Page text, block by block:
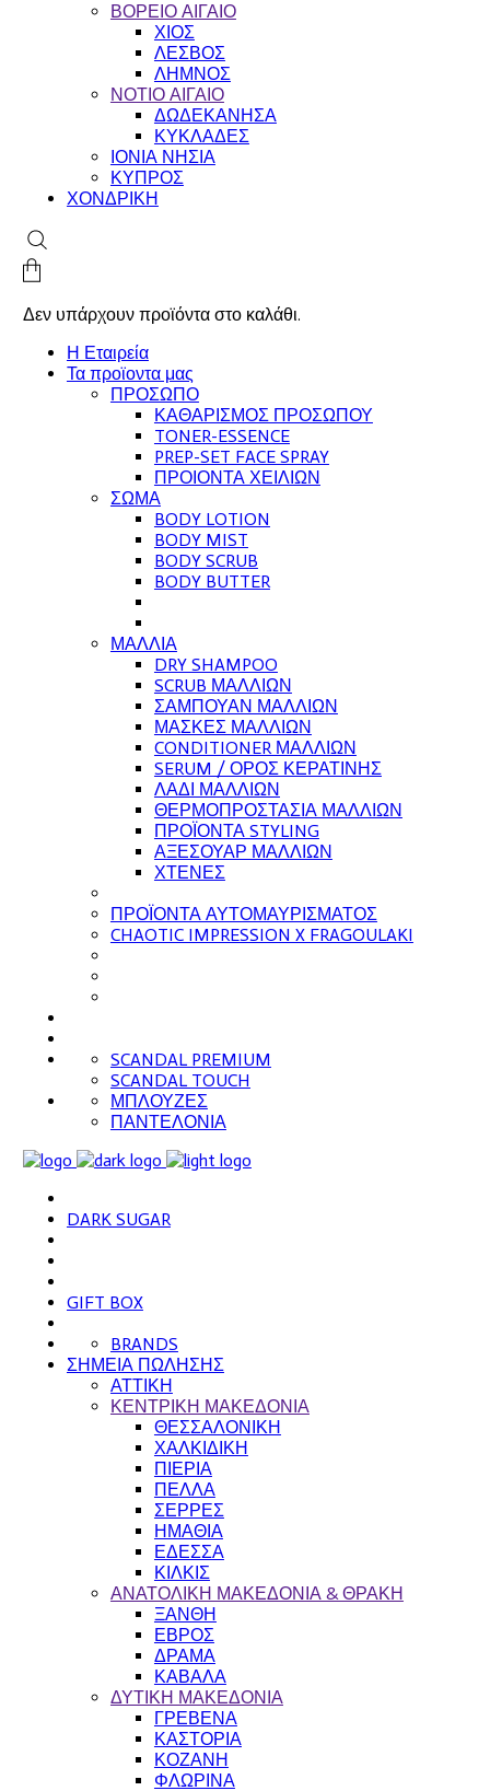
ΒΟΡΕΙΟ ΑΙΓΑΙΟ
ΧΙΟΣ
ΛΕΣΒΟΣ
ΛΗΜΝΟΣ
ΝΟΤΙΟ ΑΙΓΑΙΟ
ΔΩΔΕΚΑΝΗΣΑ
ΚΥΚΛΑΔΕΣ
ΙΟΝΙΑ ΝΗΣΙΑ
ΚΥΠΡΟΣ
ΧΟΝΔΡΙΚΗ
Δεν υπάρχουν προϊόντα στο καλάθι.
Η Εταιρεία
Τα προϊοντα μας
ΠΡΟΣΩΠΟ
ΚΑΘΑΡΙΣΜΟΣ ΠΡΟΣΩΠΟΥ
TONER-ESSENCE
PREP-SET FACE SPRAY
ΠΡΟΙΟΝΤΑ ΧΕΙΛΙΩΝ
ΣΩΜΑ
BODY LOTION
BODY MIST
BODY SCRUB
BODY BUTTER
ΜΑΛΛΙΑ
DRY SHAMPOO
SCRUB ΜΑΛΛΙΩΝ
ΣΑΜΠΟΥΑΝ ΜΑΛΛΙΩΝ
ΜΑΣΚΕΣ ΜΑΛΛΙΩΝ
CONDITIONER ΜΑΛΛΙΩΝ
SERUM / ΟΡΟΣ ΚΕΡΑΤΙΝΗΣ
ΛΑΔΙ ΜΑΛΛΙΩΝ
ΘΕΡΜΟΠΡΟΣΤΑΣΙΑ ΜΑΛΛΙΩΝ
ΠΡΟΪΟΝΤΑ STYLING
ΑΞΕΣΟΥΑΡ ΜΑΛΛΙΩΝ
ΧΤΕΝΕΣ
ΠΡΟΪΟΝΤΑ ΑΥΤΟΜΑΥΡΙΣΜΑΤΟΣ
CHAOTIC IMPRESSION X FRAGOULAKI
SCANDAL PREMIUM
SCANDAL TOUCH
ΜΠΛΟΥΖΕΣ
ΠΑΝΤΕΛΟΝΙΑ
DARK SUGAR
GIFT BOX
BRANDS
ΣΗΜΕΙΑ ΠΩΛΗΣΗΣ
ΑΤΤΙΚΗ
ΚΕΝΤΡΙΚΗ ΜΑΚΕΔΟΝΙΑ
ΘΕΣΣΑΛΟΝΙΚΗ
ΧΑΛΚΙΔΙΚΗ
ΠΙΕΡΙΑ
ΠΕΛΛΑ
ΣΕΡΡΕΣ
ΗΜΑΘΙΑ
ΕΔΕΣΣΑ
ΚΙΛΚΙΣ
ΑΝΑΤΟΛΙΚΗ ΜΑΚΕΔΟΝΙΑ & ΘΡΑΚΗ
ΞΑΝΘΗ
ΕΒΡΟΣ
ΔΡΑΜΑ
ΚΑΒΑΛΑ
ΔΥΤΙΚΗ ΜΑΚΕΔΟΝΙΑ
ΓΡΕΒΕΝΑ
ΚΑΣΤΟΡΙΑ
ΚΟΖΑΝΗ
ΦΛΩΡΙΝΑ